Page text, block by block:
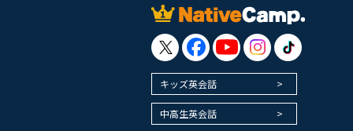
キッズ英会話
中高生英会話